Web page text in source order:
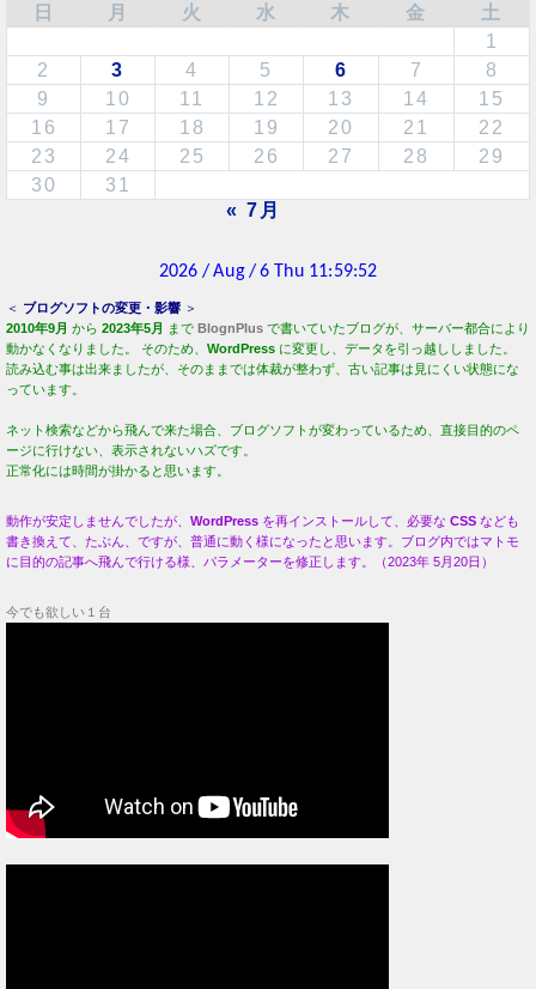
日
月 火 水 木 金
土
1
2
3 4 5 6 7
8
9
10 11 12 13 14
15
16
17 18 19 20 21
22
23
24 25 26 27 28
29
30
31
« 7月
＜ ブログソフトの変更・影響 ＞
2010年9月 から 2023年5月 まで BlognPlus で書いていたブログが、サーバー都合により
動かなくなりました。 そのため、 WordPress に変更し、データを引っ越ししました。
読み込む事は出来ましたが、そのままでは体裁が整わず、古い記事は見にくい状態にな
っています。
ネット検索などから飛んで来た場合、ブログソフトが変わっているため、直接目的のペ
ージに行けない、表示されないハズです。
正常化には時間が掛かると思います。
動作が安定しませんでしたが、 WordPress を再インストールして、必要な CSS なども
書き換えて、たぶん、ですが、普通に動く様になったと思います。ブログ内ではマトモ
に目的の記事へ飛んで行ける様、パラメーターを修正します。（2023年 5月20日）
今でも欲しい１台